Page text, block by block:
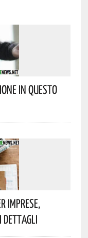
In Questo
Imprese,
Dettagli